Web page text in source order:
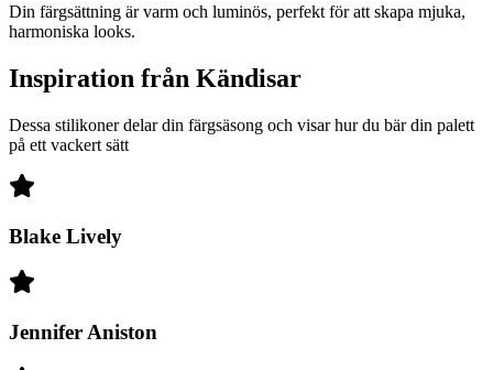
Din färgsättning är varm och luminös, perfekt för att skapa mjuka,
harmoniska looks.
Inspiration från Kändisar
Dessa stilikoner delar din färgsäsong och visar hur du bär din palett
på ett vackert sätt
Blake Lively
Jennifer Aniston